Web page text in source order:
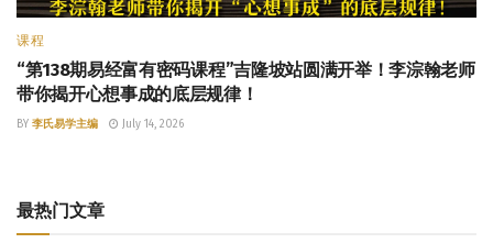
课程
“第138期易经富有密码课程”吉隆坡站圆满开举！李淙翰老师
带你揭开心想事成的底层规律！
BY 李氏易学主编 July 14, 2026
最热门文章